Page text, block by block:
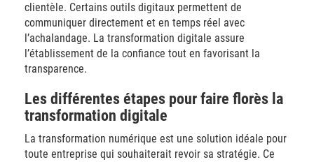
clientèle. Certains outils digitaux permettent de
communiquer directement et en temps réel avec
l’achalandage. La transformation digitale assure
l’établissement de la confiance tout en favorisant la
transparence.
Les différentes étapes pour faire florès la
transformation digitale
La transformation numérique est une solution idéale pour
toute entreprise qui souhaiterait revoir sa stratégie. Ce